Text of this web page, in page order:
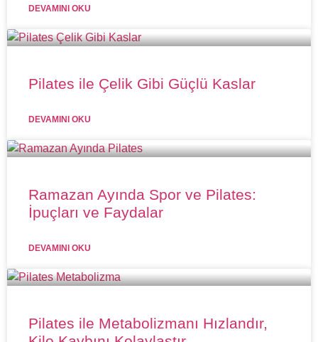
DEVAMINI OKU
Pilates ile Çelik Gibi Güçlü Kaslar
DEVAMINI OKU
Ramazan Ayında Spor ve Pilates:
İpuçları ve Faydalar
DEVAMINI OKU
Pilates ile Metabolizmanı Hızlandır,